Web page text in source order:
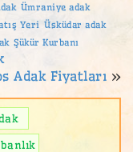
Ümraniye adak
Yeri Üsküdar adak
Şükür Kurbanı
Adak Fiyatları »